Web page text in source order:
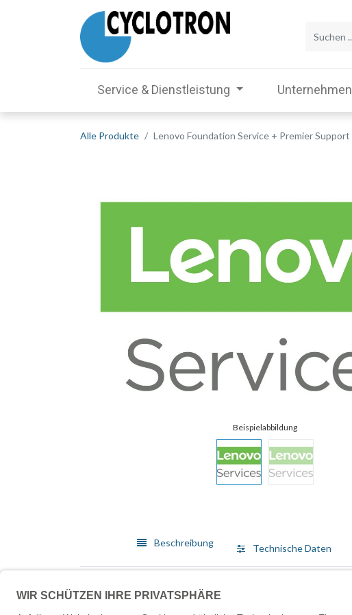
Service & Dienstleistung Unternehmen
Alle Produkte Lenovo Foundation Service + Premier Support
Beschreibung Technische Daten